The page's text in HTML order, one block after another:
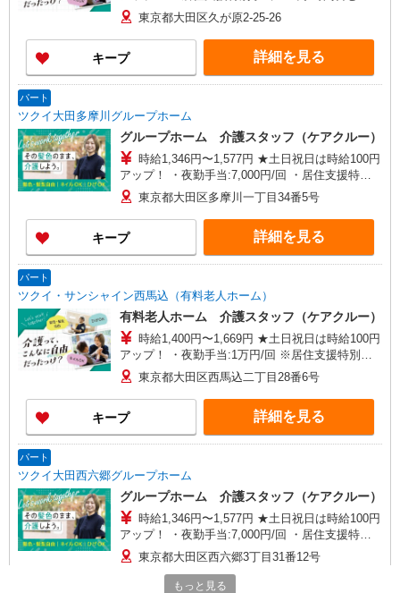
給与幅は資格・経験等による
東京都大田区久が原2-25-26
キープ 詳細を見る
パート
ツクイ大田多摩川グループホーム
グループホーム 介護スタッフ（ケアクルー）
時給1,346円〜1,577円 ★土日祝日は時給100円
アップ！ ・夜勤手当:7,000円/回 ・居住支援特別
手当:120円/時間含む ※給与幅は資格・経験等によ
る
東京都大田区多摩川一丁目34番5号
キープ 詳細を見る
パート
ツクイ・サンシャイン西馬込（有料老人ホーム）
有料老人ホーム 介護スタッフ（ケアクルー）
時給1,400円〜1,669円 ★土日祝日は時給100円
アップ！ ・夜勤手当:1万円/回 ※居住支援特別手
当:120円/時給含む ※給与幅は資格・経験等による
東京都大田区西馬込二丁目28番6号
キープ 詳細を見る
パート
ツクイ大田西六郷グループホーム
グループホーム 介護スタッフ（ケアクルー）
時給1,346円〜1,577円 ★土日祝日は時給100円
アップ！ ・夜勤手当:7,000円/回 ・居住支援特別
手当:120円/時間含む ※給与幅は資格・経験等によ
る
東京都大田区西六郷3丁目31番12号
もっと見る